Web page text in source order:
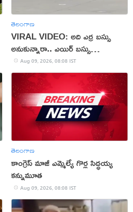
తెలంగాణ
VIRAL VIDEO: అది ఎర్ర బస్సు
అనుకున్నారా.. ఎయిర్ బస్సు
అనుకున్నారా!
Aug 09, 2026, 08:08 IST
తెలంగాణ
కాంగ్రెస్ మాజీ ఎమ్మెల్యే గొర్ల సిద్ధయ్య
కన్నుమూత
Aug 09, 2026, 08:08 IST